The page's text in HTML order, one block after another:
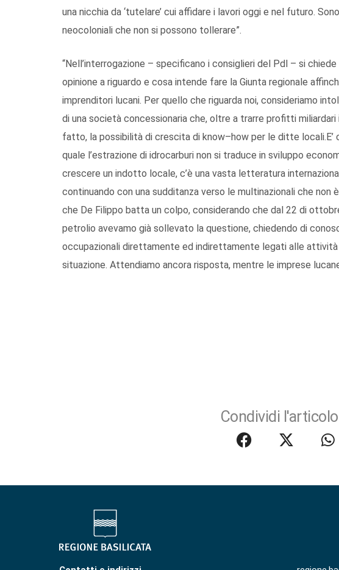
una nicchia da ‘tutelare’ cui affidare i lavori oggi e nel futuro.
neocoloniali che non si possono tollerare”.
“Nell’interrogazione – specificano i consiglieri del Pdl – si
opinione a riguardo e cosa intende fare la Giunta regionale
imprenditori lucani. Per quello che riguarda noi, consideriamo
di una società concessionaria che, oltre a trarre profitti
fatto, la possibilità di crescita di know–how per le ditte locali.E’
quale l’estrazione di idrocarburi non si traduce in sviluppo
crescere un indotto locale, c’è una vasta letteratura
continuando con una sudditanza verso le multinazionali che
che De Filippo batta un colpo, considerando che dal 22 di
petrolio avevamo già sollevato la questione, chiedendo di
occupazionali direttamente ed indirettamente legati alle
situazione. Attendiamo ancora risposta, mentre le imprese
Condividi